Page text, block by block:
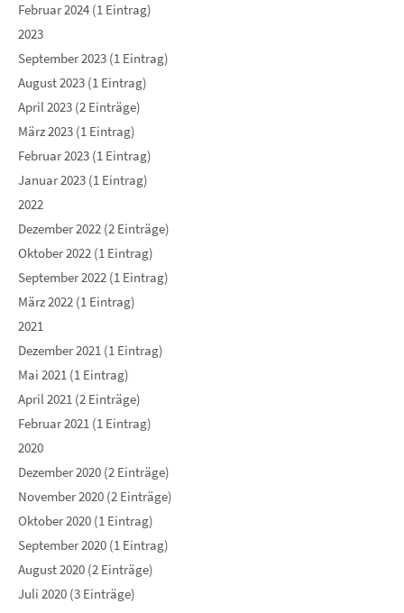
Februar 2024 (1 Eintrag)
2023
September 2023 (1 Eintrag)
August 2023 (1 Eintrag)
April 2023 (2 Einträge)
März 2023 (1 Eintrag)
Februar 2023 (1 Eintrag)
Januar 2023 (1 Eintrag)
2022
Dezember 2022 (2 Einträge)
Oktober 2022 (1 Eintrag)
September 2022 (1 Eintrag)
März 2022 (1 Eintrag)
2021
Dezember 2021 (1 Eintrag)
Mai 2021 (1 Eintrag)
April 2021 (2 Einträge)
Februar 2021 (1 Eintrag)
2020
Dezember 2020 (2 Einträge)
November 2020 (2 Einträge)
Oktober 2020 (1 Eintrag)
September 2020 (1 Eintrag)
August 2020 (2 Einträge)
Juli 2020 (3 Einträge)